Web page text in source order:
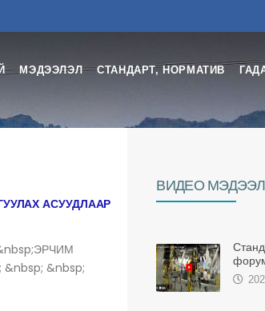
МЭДЭЭЛЭЛ СТАНДАРТ, НОРМАТИВ
АСУУДЛААР
&nbsp;
BИДЕО